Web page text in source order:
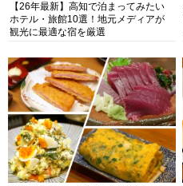
【26年最新】高知で泊まってみたい
ホテル・旅館10選！地元メディアが
観光に最適な宿を厳選